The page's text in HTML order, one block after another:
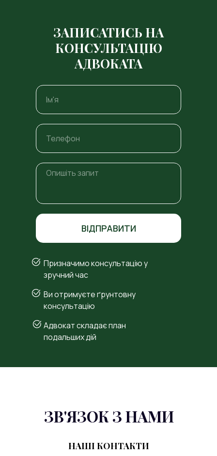
ВІДПРАВИТИ
ЗАПИСАТИСЬ НА
КОНСУЛЬТАЦІЮ
АДВОКАТА
Призначимо консультацію у
зручний час
Ви отримуєте ґрунтовну
консультацію
Адвокат складає план
подальших дій
ЗВ'ЯЗОК З НАМИ
НАШІ КОНТАКТИ